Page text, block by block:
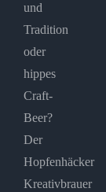
und
Tradition
oder
hippes
Craft-
Beer?
Der
Hopfenhäcker
Kreativbrauer